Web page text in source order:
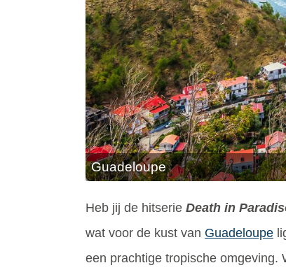
Guadeloupe
Heb jij de hitserie Death in
wat voor de kust van Guadeloupe
een prachtige tropische omgeving.